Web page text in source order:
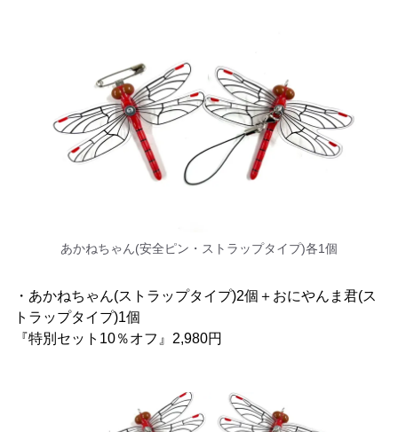
あかねちゃん(安全ピン・ストラップタイプ)各1個
・あかねちゃん(ストラップタイプ)2個＋おにやんま君(ス
トラップタイプ)1個
『特別セット10％オフ』2,980円